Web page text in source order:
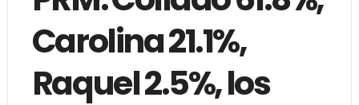
Carolina 21.1%,
Raquel 2.5%, los